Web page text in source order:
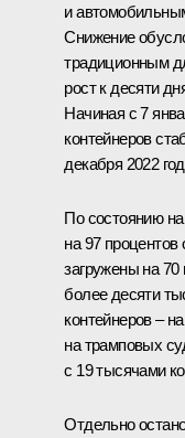
и
Снижение
традиционным
рост к десяти
Начиная с 7
контейнеров
декабря 2022
По состоянию
на 97
загружены на 70
более десяти
контейнеров –
на трамповых
с 19 тысячами
Отдельно